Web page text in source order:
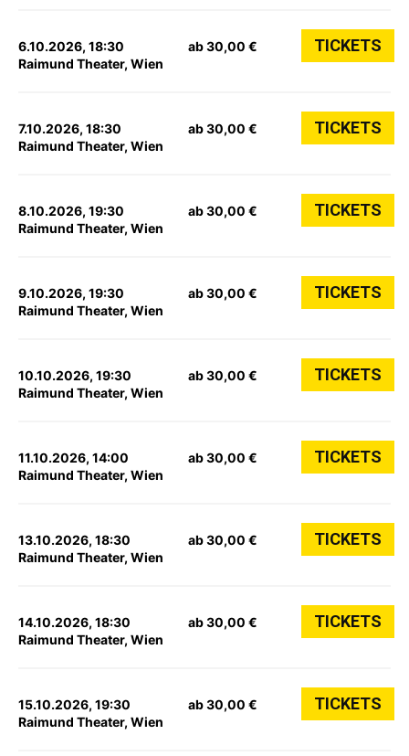
6.10.2026, 18:30
Raimund Theater, Wien
ab 30,00 € TICKETS
7.10.2026, 18:30
Raimund Theater, Wien
ab 30,00 € TICKETS
8.10.2026, 19:30
Raimund Theater, Wien
ab 30,00 € TICKETS
9.10.2026, 19:30
Raimund Theater, Wien
ab 30,00 € TICKETS
10.10.2026, 19:30
Raimund Theater, Wien
ab 30,00 € TICKETS
11.10.2026, 14:00
Raimund Theater, Wien
ab 30,00 € TICKETS
13.10.2026, 18:30
Raimund Theater, Wien
ab 30,00 € TICKETS
14.10.2026, 18:30
Raimund Theater, Wien
ab 30,00 € TICKETS
15.10.2026, 19:30
Raimund Theater, Wien
ab 30,00 € TICKETS